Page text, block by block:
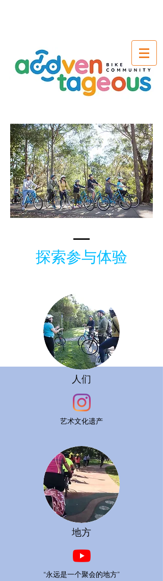
探索参与体验
人们
艺术文化遗产
地方
“永远是一个聚会的地方”